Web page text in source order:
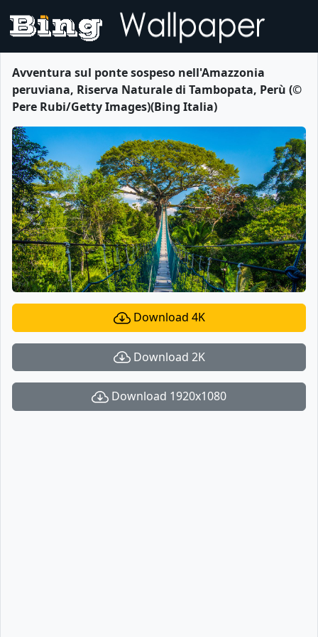
Avventura sul ponte sospeso nell'Amazzonia
peruviana, Riserva Naturale di Tambopata, Perù (©
Pere Rubi/Getty Images)(Bing Italia)
Download 4K
Download 2K
Download 1920x1080